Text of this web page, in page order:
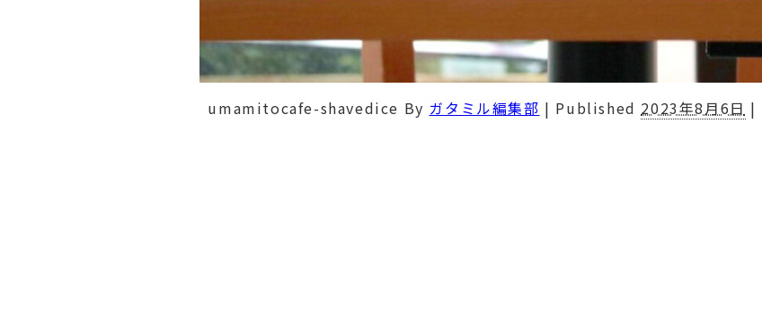
umamitocafe-shavedice By ガタミル編集部 | Published 2023年8月6日 |